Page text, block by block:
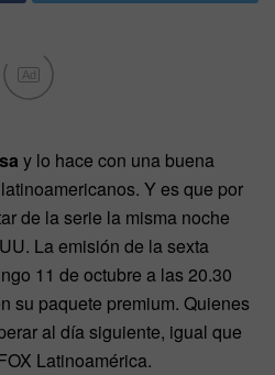
Ad
y lo hace con una buena
Y es que por
de la serie la misma noche
La emisión de la sexta
11 de octubre a las 20.30
su paquete premium. Quienes
al día siguiente, igual que
Latinoamérica.